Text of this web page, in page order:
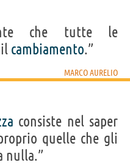
che tutte le
cambiamento.”
MARCO AURELIO
consiste nel saper
quelle che gli
nulla.”